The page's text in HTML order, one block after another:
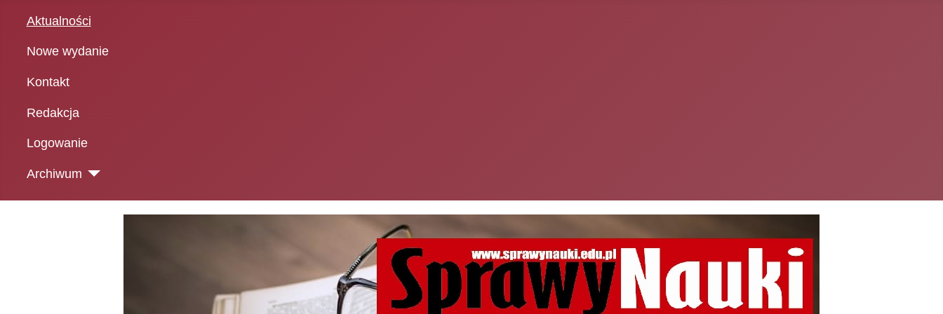
Aktualności
Nowe wydanie
Kontakt
Redakcja
Logowanie
Archiwum